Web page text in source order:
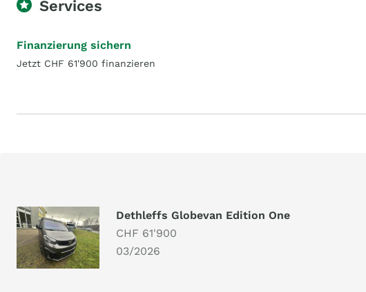
Services
Finanzierung sichern
Jetzt CHF 61'900 finanzieren
Dethleffs Globevan Edition One
CHF 61'900
03/2026